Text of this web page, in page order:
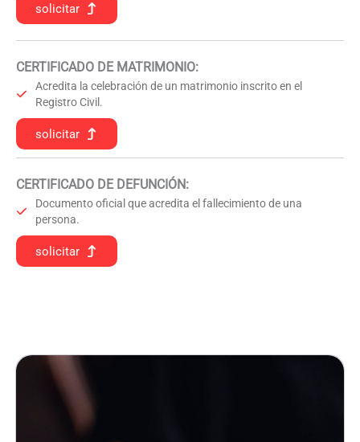
solicitar
CERTIFICADO DE MATRIMONIO:
Acredita la celebración de un matrimonio inscrito en el
Registro Civil.
solicitar
CERTIFICADO DE DEFUNCIÓN:
Documento oficial que acredita el fallecimiento de una
persona.
solicitar